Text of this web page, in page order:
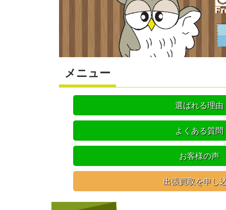
メニュー
選ばれる理由
よくある質問
お客様の声
出張買取を申し